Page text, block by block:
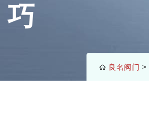
巧
良名阀门 >